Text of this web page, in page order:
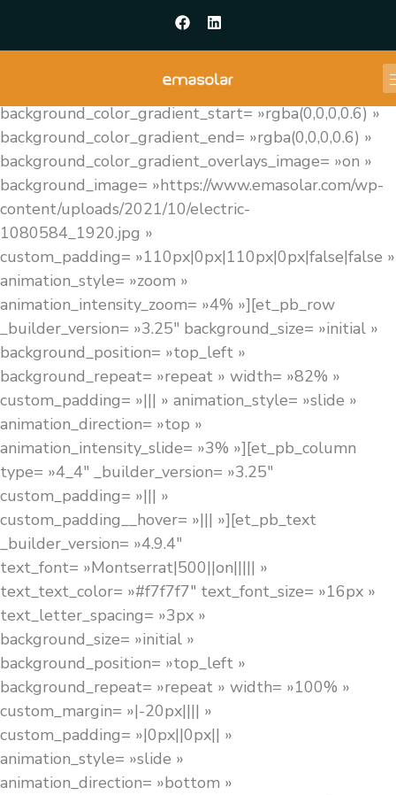
use_background_color_gradient= »on »
background_color_gradient_start= »rgba(0,0,0,0.6) »
background_color_gradient_end= »rgba(0,0,0,0.6) »
background_color_gradient_overlays_image= »on »
background_image= »https://www.emasolar.com/wp-
content/uploads/2021/10/electric-
1080584_1920.jpg »
custom_padding= »110px|0px|110px|0px|false|false »
animation_style= »zoom »
animation_intensity_zoom= »4% »][et_pb_row
_builder_version= »3.25″ background_size= »initial »
background_position= »top_left »
background_repeat= »repeat » width= »82% »
custom_padding= »||| » animation_style= »slide »
animation_direction= »top »
animation_intensity_slide= »3% »][et_pb_column
type= »4_4″ _builder_version= »3.25″
custom_padding= »||| »
custom_padding__hover= »||| »][et_pb_text
_builder_version= »4.9.4″
text_font= »Montserrat|500||on||||| »
text_text_color= »#f7f7f7″ text_font_size= »16px »
text_letter_spacing= »3px »
background_size= »initial »
background_position= »top_left »
background_repeat= »repeat » width= »100% »
custom_margin= »|-20px|||| »
custom_padding= »|0px||0px|| »
animation_style= »slide »
animation_direction= »bottom »